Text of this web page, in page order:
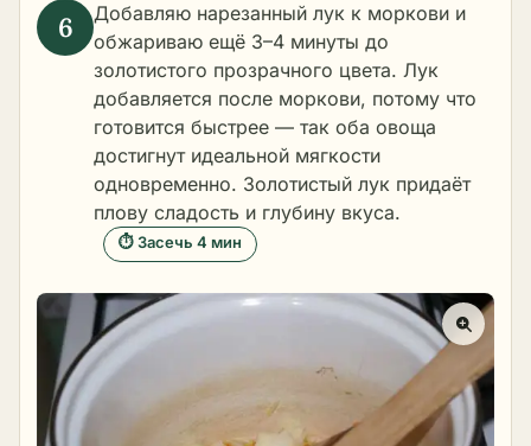
Добавляю нарезанный лук к моркови и
обжариваю ещё 3–4 минуты до
золотистого прозрачного цвета. Лук
добавляется после моркови, потому что
готовится быстрее — так оба овоща
достигнут идеальной мягкости
одновременно. Золотистый лук придаёт
плову сладость и глубину вкуса.
⏱ Засечь 4 мин